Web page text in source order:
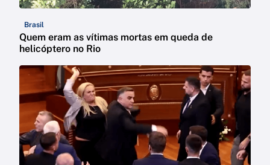
Brasil
Quem eram as vítimas mortas em queda de
helicóptero no Rio